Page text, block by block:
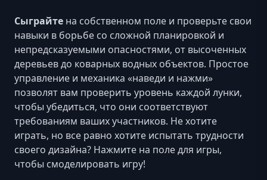
Сыграйте на собственном поле и проверьте свои
навыки в борьбе со сложной планировкой и
непредсказуемыми опасностями, от высоченных
деревьев до коварных водных объектов. Простое
управление и механика «наведи и нажми»
позволят вам проверить уровень каждой лунки,
чтобы убедиться, что они соответствуют
требованиям ваших участников. Не хотите
играть, но все равно хотите испытать трудности
своего дизайна? Нажмите на поле для игры,
чтобы смоделировать игру!